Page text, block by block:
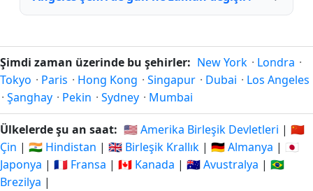
Şimdi zaman üzerinde bu şehirler: New York · Londra ·
Tokyo · Paris · Hong Kong · Singapur · Dubai · Los Angeles
· Şanghay · Pekin · Sydney · Mumbai
Ülkelerde şu an saat: 🇺🇸 Amerika Birleşik Devletleri | 🇨🇳
Çin | 🇮🇳 Hindistan | 🇬🇧 Birleşik Krallık | 🇩🇪 Almanya | 🇯🇵
Japonya | 🇫🇷 Fransa | 🇨🇦 Kanada | 🇦🇺 Avustralya | 🇧🇷
Brezilya |